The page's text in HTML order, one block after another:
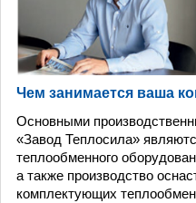
Чем занимается ваша
Основными
«Завод Теплосила»
теплообменного
а также производство
комплектующих